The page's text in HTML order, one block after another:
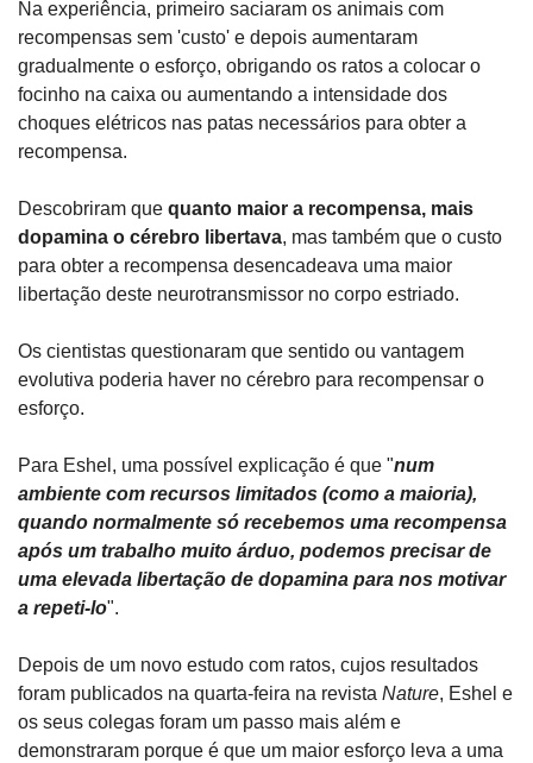
Na experiência, primeiro saciaram os animais com
recompensas sem 'custo' e depois aumentaram
gradualmente o esforço, obrigando os ratos a colocar o
focinho na caixa ou aumentando a intensidade dos
choques elétricos nas patas necessários para obter a
recompensa.
Descobriram que quanto maior a recompensa, mais
dopamina o cérebro libertava, mas também que o custo
para obter a recompensa desencadeava uma maior
libertação deste neurotransmissor no corpo estriado.
Os cientistas questionaram que sentido ou vantagem
evolutiva poderia haver no cérebro para recompensar o
esforço.
Para Eshel, uma possível explicação é que "num
ambiente com recursos limitados (como a maioria),
quando normalmente só recebemos uma recompensa
após um trabalho muito árduo, podemos precisar de
uma elevada libertação de dopamina para nos motivar
a repeti-lo".
Depois de um novo estudo com ratos, cujos resultados
foram publicados na quarta-feira na revista Nature, Eshel e
os seus colegas foram um passo mais além e
demonstraram porque é que um maior esforço leva a uma